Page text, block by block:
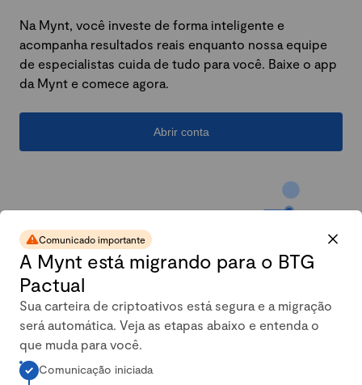
Na Mynt, você investe de forma inteligente e
acompanha resultados reais enquanto nossa equipe
de especialistas cuida de tudo para você. Baixe o app
da Mynt e comece agora.
Abrir conta
A carteira conservadora da
Comunicado importante
A Mynt está migrando para o BTG
Pactual
Sua carteira de criptoativos está segura e a migração
será automática. Veja as etapas abaixo e entenda o
que muda para você.
Comunicação iniciada